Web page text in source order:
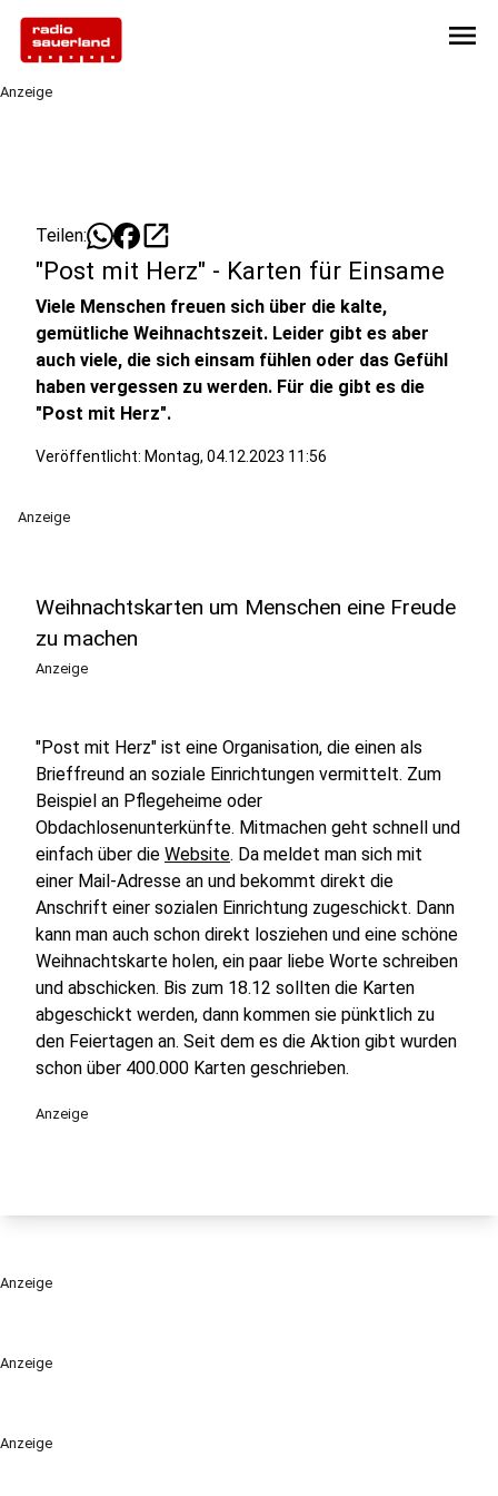
menu
Anzeige
Anzeige
Anzeige
Teilen: open_in_new
"Post mit Herz" - Karten für Einsame
Viele Menschen freuen sich über die kalte,
gemütliche Weihnachtszeit. Leider gibt es aber
auch viele, die sich einsam fühlen oder das Gefühl
haben vergessen zu werden. Für die gibt es die
"Post mit Herz".
Veröffentlicht: Montag, 04.12.2023 11:56
Anzeige
Weihnachtskarten um Menschen eine Freude
zu machen
Anzeige
"Post mit Herz" ist eine Organisation, die einen als
Brieffreund an soziale Einrichtungen vermittelt. Zum
Beispiel an Pflegeheime oder
Obdachlosenunterkünfte. Mitmachen geht schnell und
einfach über die Website. Da meldet man sich mit
einer Mail-Adresse an und bekommt direkt die
Anschrift einer sozialen Einrichtung zugeschickt. Dann
kann man auch schon direkt losziehen und eine schöne
Weihnachtskarte holen, ein paar liebe Worte schreiben
und abschicken. Bis zum 18.12 sollten die Karten
abgeschickt werden, dann kommen sie pünktlich zu
den Feiertagen an. Seit dem es die Aktion gibt wurden
schon über 400.000 Karten geschrieben.
Anzeige
Anzeige